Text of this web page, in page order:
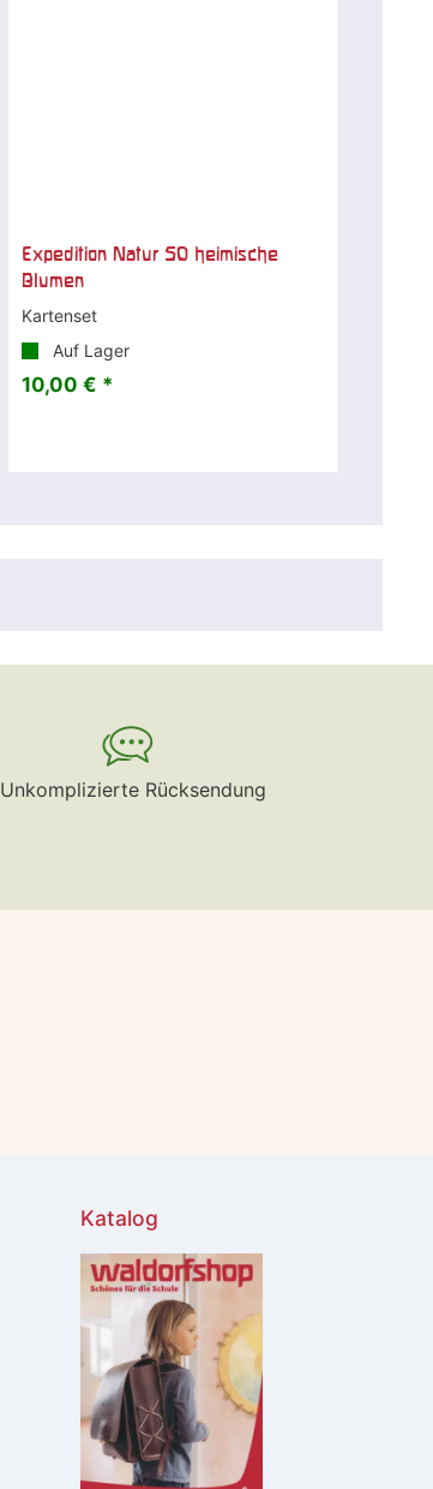
Expedition Natur 50 heimische
Blumen
Kartenset
Auf Lager
10,00 € *
Unkomplizierte Rücksendung
Katalog